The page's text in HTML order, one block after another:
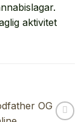
aktivitet